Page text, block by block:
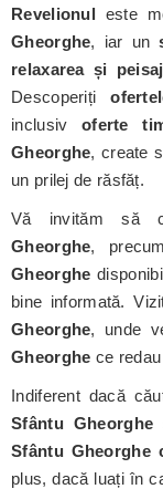
Revelionul este
Gheorghe, iar un
relaxarea și
Descoperiți
inclusiv oferte
Gheorghe, create
un prilej de răsfăț.
Vă invităm să
Gheorghe,
Gheorghe
bine informată.
Gheorghe, unde
Gheorghe ce
Indiferent dacă
Sfântu Gheorghe
Sfântu Gheorghe
plus, dacă luați în